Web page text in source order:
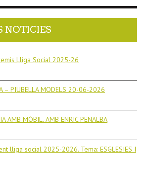
NOTICIES
Lliga Social 2025-26
– PIUBELLA MODELS 20-06-2026
AMB MÒBIL. AMB ENRIC PENALBA
lliga social 2025-2026. Tema: ESGLESIES I